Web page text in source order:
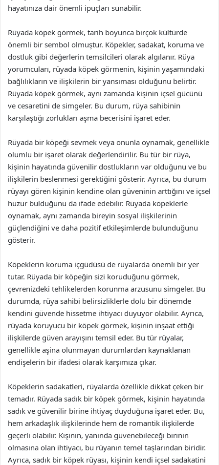
hayatınıza dair önemli ipuçları sunabilir.
Rüyada köpek görmek, tarih boyunca birçok kültürde
önemli bir sembol olmuştur. Köpekler, sadakat, koruma ve
dostluk gibi değerlerin temsilcileri olarak algılanır. Rüya
yorumcuları, rüyada köpek görmenin, kişinin yaşamındaki
bağlılıkların ve ilişkilerin bir yansıması olduğunu belirtir.
Rüyada köpek görmek, aynı zamanda kişinin içsel gücünü
ve cesaretini de simgeler. Bu durum, rüya sahibinin
karşılaştığı zorlukları aşma becerisini işaret eder.
Rüyada bir köpeği sevmek veya onunla oynamak, genellikle
olumlu bir işaret olarak değerlendirilir. Bu tür bir rüya,
kişinin hayatında güvenilir dostlukların var olduğunu ve bu
ilişkilerin beslenmesi gerektiğini gösterir. Ayrıca, bu durum
rüyayı gören kişinin kendine olan güveninin arttığını ve içsel
huzur bulduğunu da ifade edebilir. Rüyada köpeklerle
oynamak, aynı zamanda bireyin sosyal ilişkilerinin
güçlendiğini ve daha pozitif etkileşimlerde bulunduğunu
gösterir.
Köpeklerin koruma içgüdüsü de rüyalarda önemli bir yer
tutar. Rüyada bir köpeğin sizi koruduğunu görmek,
çevrenizdeki tehlikelerden korunma arzusunu simgeler. Bu
durumda, rüya sahibi belirsizliklerle dolu bir dönemde
kendini güvende hissetme ihtiyacı duyuyor olabilir. Ayrıca,
rüyada koruyucu bir köpek görmek, kişinin inşaat ettiği
ilişkilerde güven arayışını temsil eder. Bu tür rüyalar,
genellikle aşina olunmayan durumlardan kaynaklanan
endişelerin bir ifadesi olarak karşımıza çıkar.
Köpeklerin sadakatleri, rüyalarda özellikle dikkat çeken bir
temadır. Rüyada sadık bir köpek görmek, kişinin hayatında
sadık ve güvenilir birine ihtiyaç duyduğuna işaret eder. Bu,
hem arkadaşlık ilişkilerinde hem de romantik ilişkilerde
geçerli olabilir. Kişinin, yanında güvenebileceği birinin
olmasına olan ihtiyacı, bu rüyanın temel taşlarından biridir.
Ayrıca, sadık bir köpek rüyası, kişinin kendi içsel sadakatini